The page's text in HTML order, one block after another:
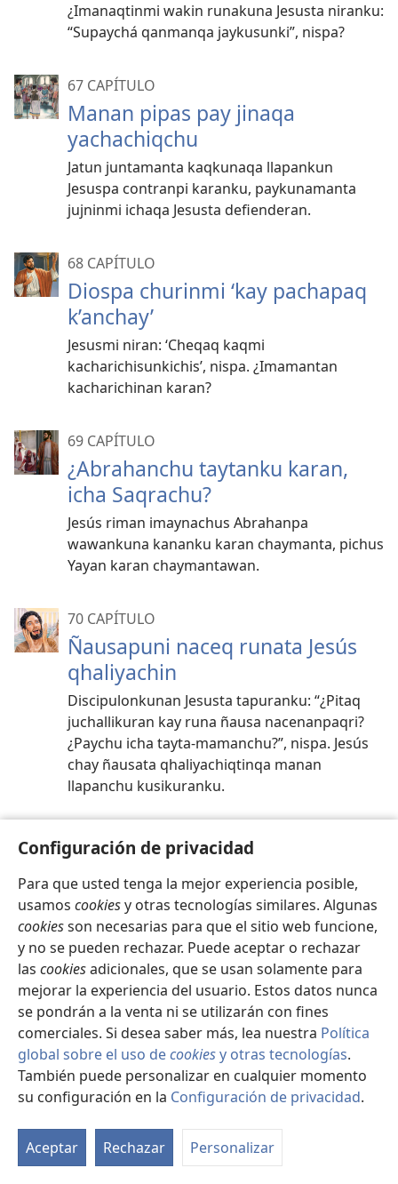
Configuración de privacidad
Para que usted tenga la mejor experiencia posible,
usamos cookiesy otras tecnologías similares. Algunas
cookiesson necesarias para que el sitio web funcione,
y no se pueden rechazar. Puede aceptar o rechazar
las cookiesadicionales, que se usan solamente para
mejorar la experiencia del usuario. Estos datos nunca
se pondrán a la venta ni se utilizarán con fines
comerciales. Si desea saber más, lea nuestra Política
global sobre el uso decookiesy otras tecnologías.
También puede personalizar en cualquier momento
su configuración en la Configuración de privacidad.
Aceptar Rechazar Personalizar
¿Imanaqtinmi wakin runakuna Jesusta niranku:
“Supaychá qanmanqa jaykusunki”, nispa?
67 CAPÍTULO
Manan pipas pay jinaqa
yachachiqchu
Jatun juntamanta kaqkunaqa llapankun
Jesuspa contranpi karanku, paykunamanta
jujninmi ichaqa Jesusta defienderan.
68 CAPÍTULO
Diospa churinmi ‘kay pachapaq
k’anchay’
Jesusmi niran: ‘Cheqaq kaqmi
kacharichisunkichis’, nispa. ¿Imamantan
kacharichinan karan?
69 CAPÍTULO
¿Abrahanchu taytanku karan,
icha Saqrachu?
Jesús riman imaynachus Abrahanpa
wawankuna kananku karan chaymanta, pichus
Yayan karan chaymantawan.
70 CAPÍTULO
Ñausapuni naceq runata Jesús
qhaliyachin
Discipulonkunan Jesusta tapuranku: “¿Pitaq
juchallikuran kay runa ñausa nacenanpaqri?
¿Paychu icha tayta-mamanchu?”, nispa. Jesús
chay ñausata qhaliyachiqtinqa manan
llapanchu kusikuranku.
71 CAPÍTULO
Fariseokuna ñausa naceq runata
tapupayanku
Chay qhaliyachisqa runaq imachus
nisqanwanmi fariseokunaqa sinchita
phiñakuranku, chaymi sinagogamanta
qarqopuranku.
72 CAPÍTULO
Jesús 70 discipulonkunata
predicaqta kachan
iskay-iskaymanta kacharan Diospa
gobiernonmanta predicanankupaq. ¿Maypin